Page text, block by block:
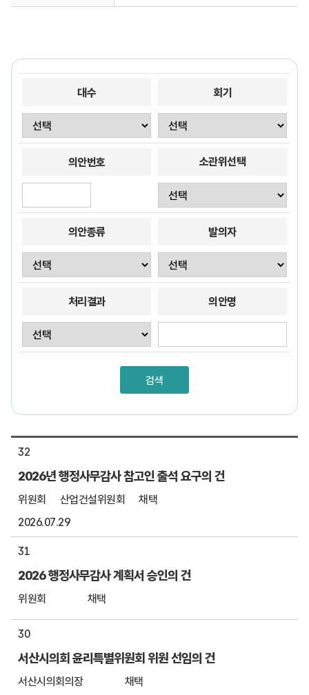
대수 회기
의안번호 소관위선택
의안종류 발의자
처리결과 의안명
32
2026년 행정사무감사 참고인 출석 요구의 건
위원회 산업건설위원회
채택
2026.07.29
31
2026 행정사무감사 계획서 승인의 건
위원회 채택
30
서산시의회 윤리특별위원회 위원 선임의 건
서산시의회의장 채택